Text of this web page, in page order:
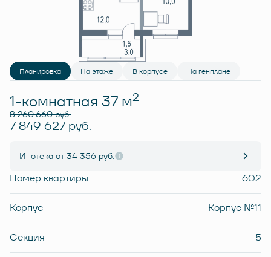
Планировка На этаже В корпусе На генплане
1-комнатная 37 м2
8 260 660 руб.
7 849 627 руб.
Ипотека от 34 356 руб.
Номер квартиры 602
Корпус Корпус №11
Секция 5